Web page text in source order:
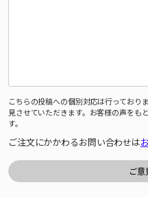
こちらの投稿への個別対応は行っており
見させていただきます。お客様の声をも
す。
ご注文にかかわるお問い合わせは